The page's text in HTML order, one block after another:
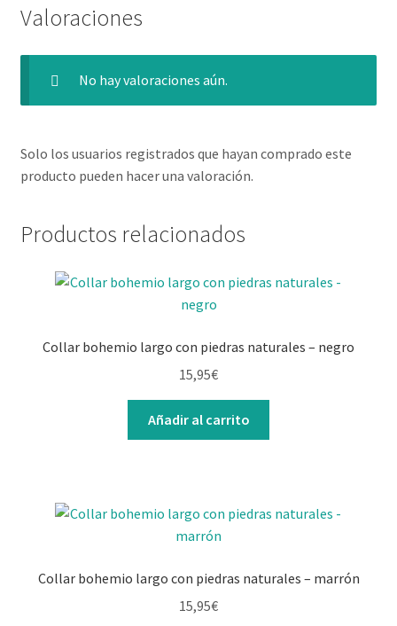
Valoraciones
No hay valoraciones aún.
Solo los usuarios registrados que hayan comprado este
producto pueden hacer una valoración.
Productos relacionados
Collar bohemio largo con piedras naturales – negro
15,95€
Añadir al carrito
Collar bohemio largo con piedras naturales – marrón
15,95€